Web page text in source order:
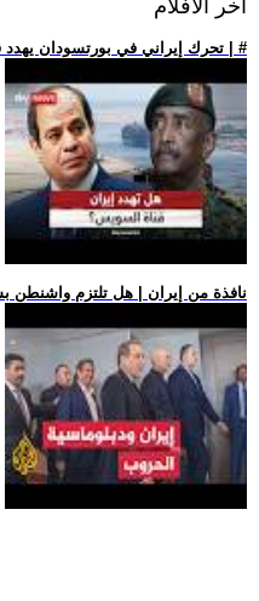
اخر الافلام
.. تحرك إيراني في بورتسودان يهدد قناة السويس.. ما التفاصيل؟ | #
.. نافذة من إيران | هل تلتزم